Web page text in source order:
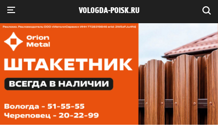
VOLOGDA-POISK.RU